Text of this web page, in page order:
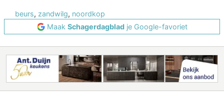
beurs, zandwilg, noordkop
Maak Schagerdagbladje Google-favoriet